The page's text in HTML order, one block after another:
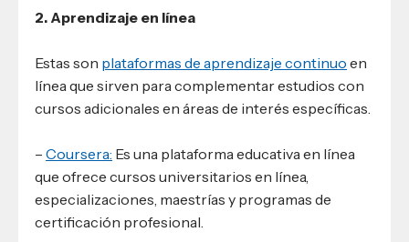
2. Aprendizaje en línea
Estas son plataformas de aprendizaje continuo en
línea que sirven para complementar estudios con
cursos adicionales en áreas de interés específicas.
– Coursera: Es una plataforma educativa en línea
que ofrece cursos universitarios en línea,
especializaciones, maestrías y programas de
certificación profesional.